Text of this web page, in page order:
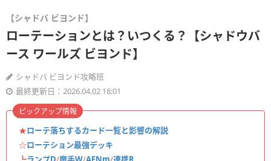
【シャドバ ビヨンド】
ローテーションとは？いつくる？【シャドウバ
ース ワールズ ビヨンド】
シャドバ ビヨンド攻略班
最終更新日：2026.04.02 18:01
★ローテ落ちするカード一覧と影響の解説
☆ローテション最強デッキ
ピックアップ情報